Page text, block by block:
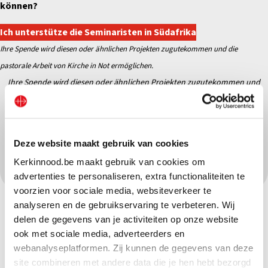
Deze website maakt gebruik van cookies
Kerkinnood.be maakt gebruik van cookies om
advertenties te personaliseren, extra functionaliteiten te
voorzien voor sociale media, websiteverkeer te
analyseren en de gebruikservaring te verbeteren. Wij
delen de gegevens van je activiteiten op onze website
ook met sociale media, adverteerders en
webanalyseplatformen. Zij kunnen de gegevens van deze
site combineren met andere data die je hen hebt bezorgd
können?
Ich unterstütze die Seminaristen in Südafrika
Ihre Spende wird diesen oder ähnlichen Projekten zugutekommen und die
pastorale Arbeit von Kirche in Not ermöglichen.
Ihre Spende wird diesen oder ähnlichen Projekten zugutekommen und
die pastorale Arbeit von Kirche in Not ermöglichen.
Teilen Sie dieses Projekt in den sozialen Medien: